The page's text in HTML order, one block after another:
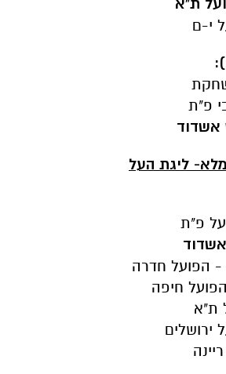
ת"א
י-ם
פ"ת
אשדוד
ליגת העל
פ"ת
הפועל חדרה
חיפה
ת"א
ירושלים